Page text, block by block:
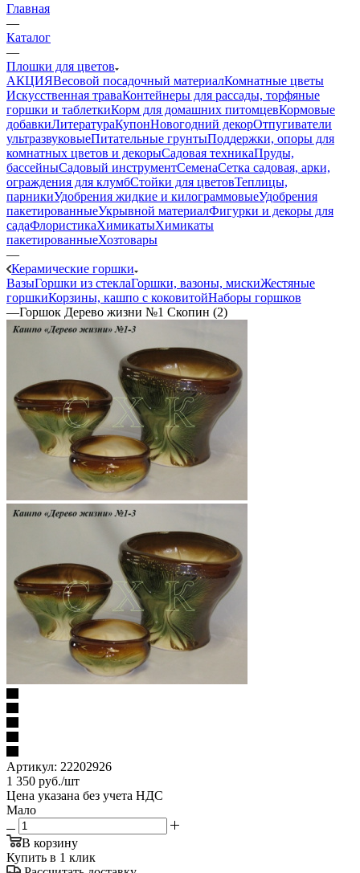
Главная
—
Каталог
—
Плошки для цветов
АКЦИЯВесовой посадочный материалКомнатные цветы
Искусственная траваКонтейнеры для рассады, торфяные
горшки и таблеткиКорм для домашних питомцевКормовые
добавкиЛитератураКупонНовогодний декорОтпугиватели
ультразвуковыеПитательные грунтыПоддержки, опоры для
комнатных цветов и декорыСадовая техникаПруды,
бассейныСадовый инструментСеменаСетка садовая, арки,
ограждения для клумбСтойки для цветовТеплицы,
парникиУдобрения жидкие и килограммовыеУдобрения
пакетированныеУкрывной материалФигурки и декоры для
садаФлористикаХимикатыХимикаты
пакетированныеХозтовары
—
Керамические горшки
ВазыГоршки из стеклаГоршки, вазоны, мискиЖестяные
горшкиКорзины, кашпо с коковитойНаборы горшков
—Горшок Дерево жизни №1 Скопин (2)
Артикул: 22202926
1 350 руб./шт
Цена указана без учета НДС
Мало
В корзину
Купить в 1 клик